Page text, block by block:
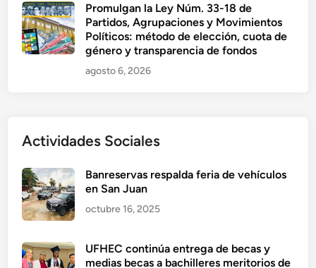
Promulgan la Ley Núm. 33-18 de
Partidos, Agrupaciones y Movimientos
Políticos: método de elección, cuota de
género y transparencia de fondos
agosto 6, 2026
Actividades Sociales
Banreservas respalda feria de vehículos
en San Juan
octubre 16, 2025
UFHEC continúa entrega de becas y
medias becas a bachilleres meritorios de